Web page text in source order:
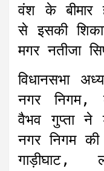
वंश के बीमार
से इसकी
मगर नतीजा
विधानसभा
नगर निगम,
वैभव गुप्ता
नगर निगम
गाड़ीघाट,